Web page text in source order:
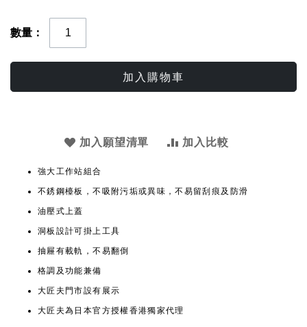
數量
加入購物車
加入願望清單 加入比較
強大工作站組合
不銹鋼檯板，不吸附污垢或異味，不易留刮痕及防滑
油壓式上蓋
洞板設計可掛上工具
抽屜有載軌，不易翻倒
格調及功能兼備
大匠夫門市設有展示
大匠夫為日本官方授權香港獨家代理
images
gallery